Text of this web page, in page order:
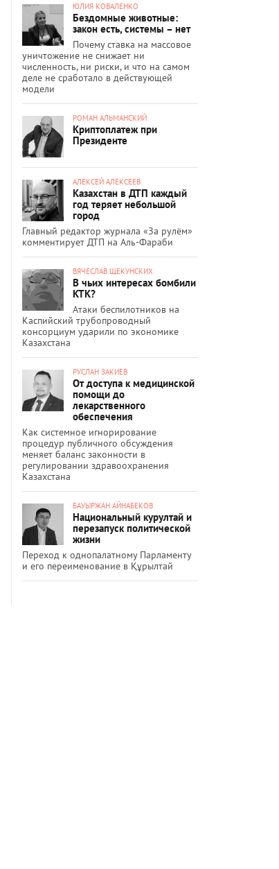
ЮЛИЯ КОВАЛЕНКО
Бездомные животные:
закон есть, системы – нет
Почему ставка на массовое
уничтожение не снижает ни
численность, ни риски, и что на самом
деле не сработало в действующей
модели
РОМАН АЛЬМАНСКИЙ
Криптоплатеж при
Президенте
АЛЕКСЕЙ АЛЕКСЕЕВ
Казахстан в ДТП каждый
год теряет небольшой
город
Главный редактор журнала «За рулём»
комментирует ДТП на Аль-Фараби
ВЯЧЕСЛАВ ЩЕКУНСКИХ
В чьих интересах бомбили
КТК?
Атаки беспилотников на
Каспийский трубопроводный
консорциум ударили по экономике
Казахстана
РУСЛАН ЗАКИЕВ
От доступа к медицинской
помощи до
лекарственного
обеспечения
Как системное игнорирование
процедур публичного обсуждения
меняет баланс законности в
регулировании здравоохранения
Казахстана
БАУЫРЖАН АЙНАБЕКОВ
Национальный курултай и
перезапуск политической
жизни
Переход к однопалатному Парламенту
и его переименование в Құрылтай